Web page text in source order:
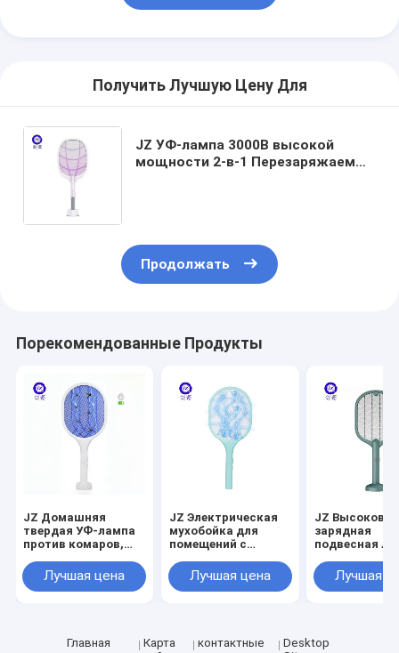
Получить Лучшую Цену Для
JZ УФ-лампа 3000В высокой
мощности 2-в-1 Перезаряжаемый
Продолжать
Порекомендованные Продукты
JZ Домашняя
твердая УФ-лампа
против комаров,
уничтожитель
насекомых, мощная
Лучшая цена
JZ Электрическая
мухобойка для
помещений с
для детей, лампа
для борьбы с
безвредная для
Лучшая цена
JZ
зарядная
подвесная
тип Bug
Лучшая
Главная
Карта
контактные
Desktop